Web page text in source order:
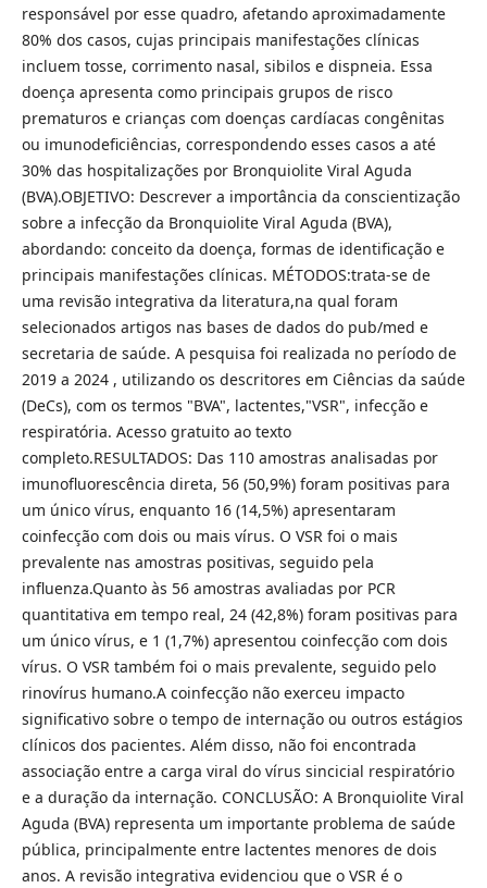
responsável por esse quadro, afetando aproximadamente
80% dos casos, cujas principais manifestações clínicas
incluem tosse, corrimento nasal, sibilos e dispneia. Essa
doença apresenta como principais grupos de risco
prematuros e crianças com doenças cardíacas congênitas
ou imunodeficiências, correspondendo esses casos a até
30% das hospitalizações por Bronquiolite Viral Aguda
(BVA).OBJETIVO: Descrever a importância da conscientização
sobre a infecção da Bronquiolite Viral Aguda (BVA),
abordando: conceito da doença, formas de identificação e
principais manifestações clínicas. MÉTODOS:trata-se de
uma revisão integrativa da literatura,na qual foram
selecionados artigos nas bases de dados do pub/med e
secretaria de saúde. A pesquisa foi realizada no período de
2019 a 2024 , utilizando os descritores em Ciências da saúde
(DeCs), com os termos "BVA", lactentes,"VSR", infecção e
respiratória. Acesso gratuito ao texto
completo.RESULTADOS: Das 110 amostras analisadas por
imunofluorescência direta, 56 (50,9%) foram positivas para
um único vírus, enquanto 16 (14,5%) apresentaram
coinfecção com dois ou mais vírus. O VSR foi o mais
prevalente nas amostras positivas, seguido pela
influenza.Quanto às 56 amostras avaliadas por PCR
quantitativa em tempo real, 24 (42,8%) foram positivas para
um único vírus, e 1 (1,7%) apresentou coinfecção com dois
vírus. O VSR também foi o mais prevalente, seguido pelo
rinovírus humano.A coinfecção não exerceu impacto
significativo sobre o tempo de internação ou outros estágios
clínicos dos pacientes. Além disso, não foi encontrada
associação entre a carga viral do vírus sincicial respiratório
e a duração da internação. CONCLUSÃO: A Bronquiolite Viral
Aguda (BVA) representa um importante problema de saúde
pública, principalmente entre lactentes menores de dois
anos. A revisão integrativa evidenciou que o VSR é o